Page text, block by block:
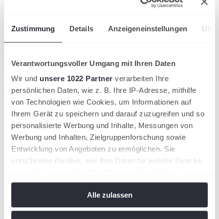
Zustimmung Details Anzeigeneinstellungen
Verantwortungsvoller Umgang mit Ihren Daten
Wir und unsere 1022 Partner verarbeiten Ihre
persönlichen Daten, wie z. B. Ihre IP-Adresse, mithilfe
von Technologien wie Cookies, um Informationen auf
Ihrem Gerät zu speichern und darauf zuzugreifen und so
personalisierte Werbung und Inhalte, Messungen von
Werbung und Inhalten, Zielgruppenforschung sowie
Entwicklung von Angeboten zu ermöglichen. Sie
entscheiden darüber, wer Ihre Daten für welche Zwecke
Cookie-Erklärung oder durch Klicken auf das Privacy
Trigger Symbol ändern oder widerrufen
Alle zulassen
Vision
Tennis begeistert Deutschland!
Padel begeistert Deutschland!
Tennis ist mehr als nur ein Spiel – es ist Leidenschaft,
Bewegung, Gemeinschaft.
Unsere Vision ist ein Sport, der Menschen berührt, verbindet und